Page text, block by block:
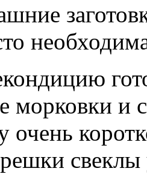
морковки и
очень